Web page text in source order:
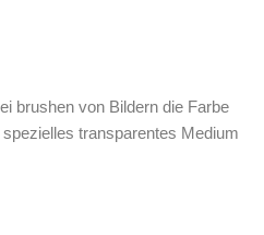
brushen von Bildern die Farbe
transparentes Medium